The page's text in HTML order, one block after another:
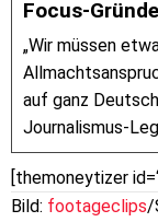
Focus-
„Wir müssen
auf ganz
Journalismus-
[themoneytizer
Bild: footageclips/